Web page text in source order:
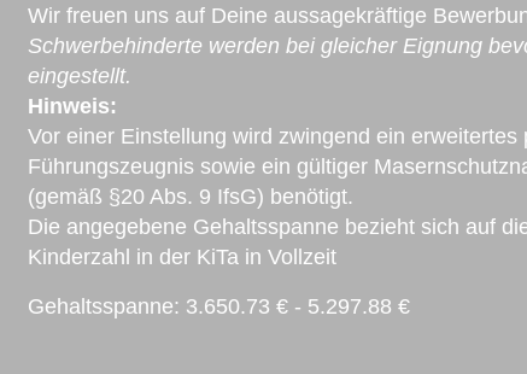
Wir freuen uns auf Deine aussagekräftige
Schwerbehinderte werden bei gleicher Eignung
eingestellt.
Hinweis:
Vor einer Einstellung wird zwingend ein erweitertes
Führungszeugnis sowie ein gültiger
(gemäß §20 Abs. 9 IfsG) benötigt.
Die angegebene Gehaltsspanne bezieht sich auf
Kinderzahl in der KiTa in Vollzeit
Gehaltsspanne: 3.650.73 € - 5.297.88 €